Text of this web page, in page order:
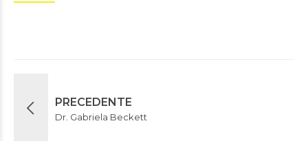
PRECEDENTE
Dr. Gabriela Beckett